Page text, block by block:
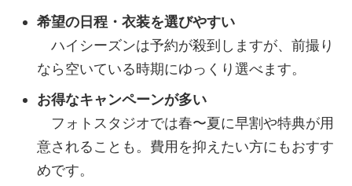
希望の日程・衣装を選びやすい
ハイシーズンは予約が殺到しますが、前撮り
なら空いている時期にゆっくり選べます。
お得なキャンペーンが多い
フォトスタジオでは春〜夏に早割や特典が用
意されることも。費用を抑えたい方にもおすす
めです。